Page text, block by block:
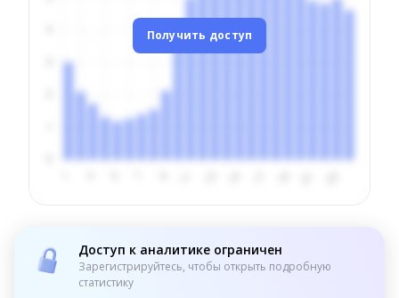
Получить доступ
Доступ к аналитике ограничен
Зарегистрируйтесь, чтобы открыть подробную
статистику